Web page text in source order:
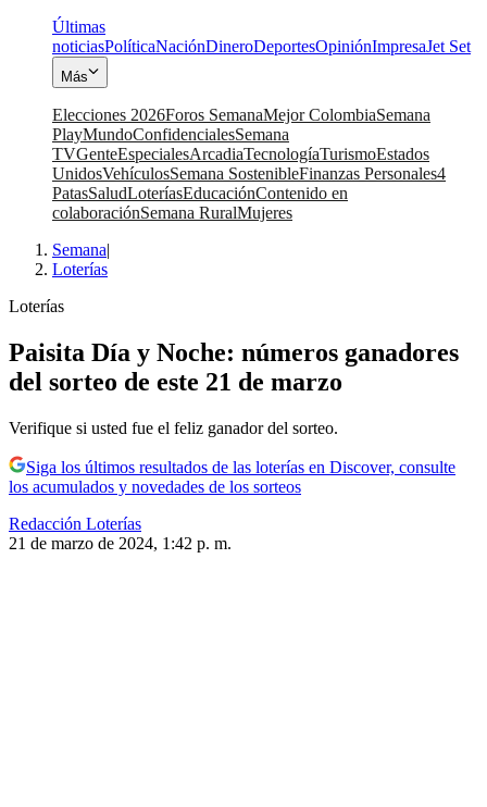
Últimas
noticiasPolíticaNaciónDineroDeportesOpiniónImpresaJet Set
Más
Elecciones 2026Foros SemanaMejor ColombiaSemana
PlayMundoConfidencialesSemana
TVGenteEspecialesArcadiaTecnologíaTurismoEstados
UnidosVehículosSemana SostenibleFinanzas Personales4
PatasSaludLoteríasEducaciónContenido en
colaboraciónSemana RuralMujeres
Semana|
Loterías
Loterías
Paisita Día y Noche: números ganadores
del sorteo de este 21 de marzo
Verifique si usted fue el feliz ganador del sorteo.
Siga los últimos resultados de las loterías en Discover, consulte
los acumulados y novedades de los sorteos
Redacción Loterías
21 de marzo de 2024, 1:42 p. m.